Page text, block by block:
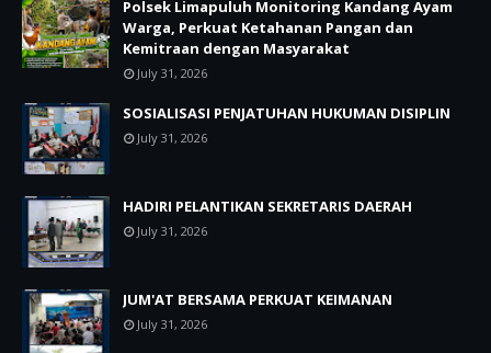
Polsek Limapuluh Monitoring Kandang Ayam
Warga, Perkuat Ketahanan Pangan dan
Kemitraan dengan Masyarakat
July 31, 2026
SOSIALISASI PENJATUHAN HUKUMAN DISIPLIN
July 31, 2026
HADIRI PELANTIKAN SEKRETARIS DAERAH
July 31, 2026
JUM'AT BERSAMA PERKUAT KEIMANAN
July 31, 2026